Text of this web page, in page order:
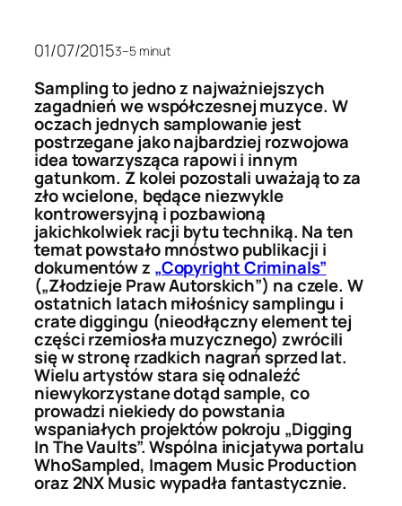
01/07/20153–5 minut
Sampling to jedno z najważniejszych
zagadnień we współczesnej muzyce. W
oczach jednych samplowanie jest
postrzegane jako najbardziej rozwojowa
idea towarzysząca rapowi i innym
gatunkom. Z kolei pozostali uważają to za
zło wcielone, będące niezwykle
kontrowersyjną i pozbawioną
jakichkolwiek racji bytu techniką. Na ten
temat powstało mnóstwo publikacji i
dokumentów z „Copyright Criminals”
(„Złodzieje Praw Autorskich”) na czele. W
ostatnich latach miłośnicy samplingu i
crate diggingu (nieodłączny element tej
części rzemiosła muzycznego) zwrócili
się w stronę rzadkich nagrań sprzed lat.
Wielu artystów stara się odnaleźć
niewykorzystane dotąd sample, co
prowadzi niekiedy do powstania
wspaniałych projektów pokroju „Digging
In The Vaults”. Wspólna inicjatywa portalu
WhoSampled, Imagem Music Production
oraz 2NX Music wypadła fantastycznie.